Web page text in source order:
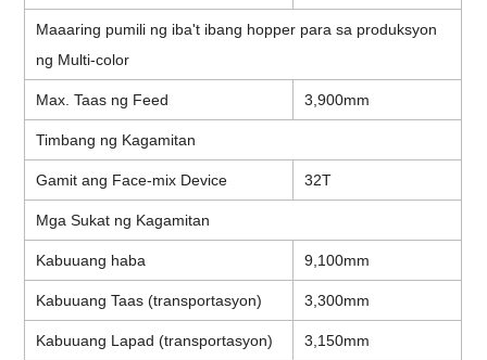
Maaaring pumili ng iba't ibang hopper para sa produksyon
ng Multi-color
Max. Taas ng Feed 3,900mm
Timbang ng Kagamitan
Gamit ang Face-mix Device 32T
Mga Sukat ng Kagamitan
Kabuuang haba 9,100mm
Kabuuang Taas (transportasyon) 3,300mm
Kabuuang Lapad (transportasyon) 3,150mm